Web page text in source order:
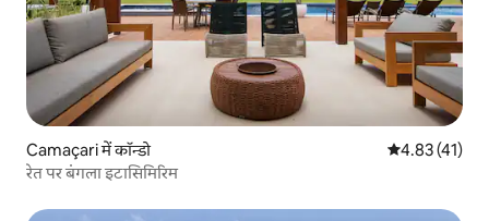
Camaçari में कॉन्डो औसत रेटिंग 5 में
4.83 (41)
रेत पर बंगला इटासिमिरिम